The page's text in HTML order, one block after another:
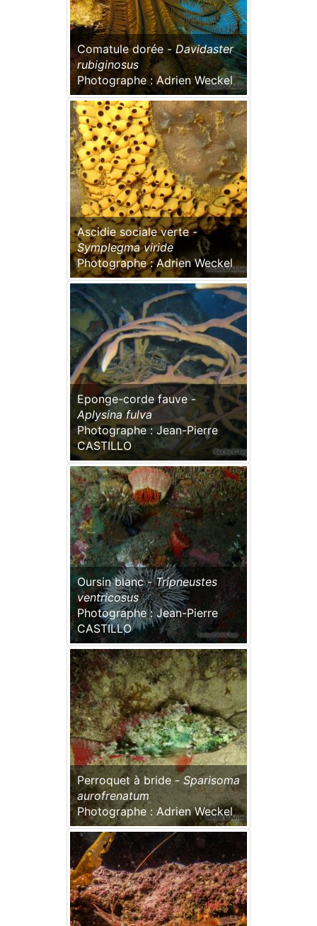
Comatule dorée -Davidaster
rubiginosus
Photographe : Adrien Weckel
Ascidie sociale verte -
Symplegma viride
Photographe : Adrien Weckel
Eponge-corde fauve -
Aplysina fulva
Photographe : Jean-Pierre
CASTILLO
Oursin blanc -Tripneustes
ventricosus
Photographe : Jean-Pierre
CASTILLO
Perroquet à bride - Sparisoma
aurofrenatum
Photographe : Adrien Weckel